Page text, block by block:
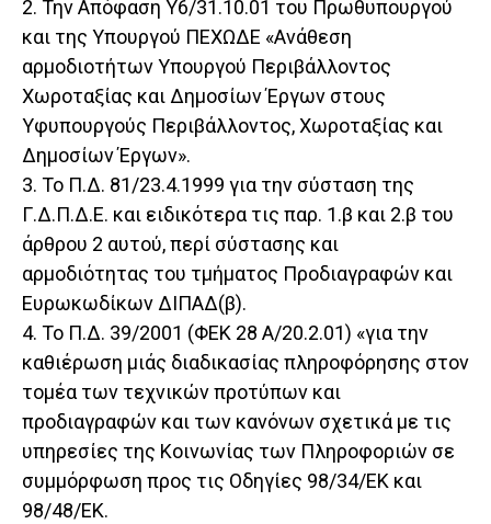
2. Την Απόφαση Υ6/31.10.01 του Πρωθυπουργού
και της Υπουργού ΠΕΧΩΔΕ «Ανάθεση
αρμοδιοτήτων Υπουργού Περιβάλλοντος
Χωροταξίας και Δημοσίων Έργων στους
Υφυπουργούς Περιβάλλοντος, Χωροταξίας και
Δημοσίων Έργων».
3. Το Π.Δ. 81/23.4.1999 για την σύσταση της
Γ.Δ.Π.Δ.Ε. και ειδικότερα τις παρ. 1.β και 2.β του
άρθρου 2 αυτού, περί σύστασης και
αρμοδιότητας του τμήματος Προδιαγραφών και
Ευρωκωδίκων ΔΙΠΑΔ(β).
4. Το Π.Δ. 39/2001 (ΦΕΚ 28 Α/20.2.01) «για την
καθιέρωση μιάς διαδικασίας πληροφόρησης στον
τομέα των τεχνικών προτύπων και
προδιαγραφών και των κανόνων σχετικά με τις
υπηρεσίες της Κοινωνίας των Πληροφοριών σε
συμμόρφωση προς τις Οδηγίες 98/34/ΕΚ και
98/48/ΕΚ.